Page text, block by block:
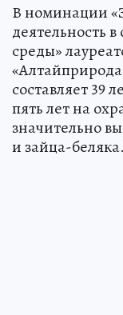
В номинации
деятельность
среды»
составляет 39
пять лет на
значительно
и зайца-беляка.